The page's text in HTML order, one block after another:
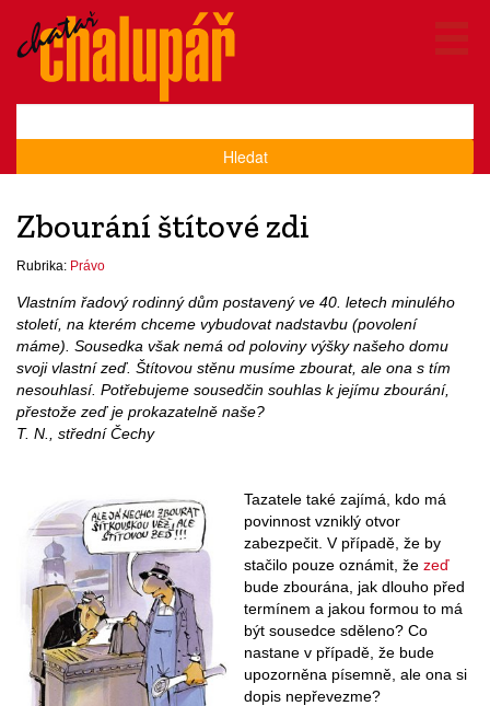
Hledat
Zbourání štítové zdi
Rubrika: Právo
Vlastním řadový rodinný dům postavený ve 40. letech minulého
století, na kterém chceme vybudovat nadstavbu (povolení
máme). Sousedka však nemá od poloviny výšky našeho domu
svoji vlastní zeď. Štítovou stěnu musíme zbourat, ale ona s tím
nesouhlasí. Potřebujeme sousedčin souhlas k jejímu zbourání,
přestože zeď je prokazatelně naše?
T. N., střední Čechy
Tazatele také zajímá, kdo má
povinnost vzniklý otvor
zabezpečit. V případě, že by
stačilo pouze oznámit, že zeď
bude zbourána, jak dlouho před
termínem a jakou formou to má
být sousedce sděleno? Co
nastane v případě, že bude
upozorněna písemně, ale ona si
dopis nepřevezme?